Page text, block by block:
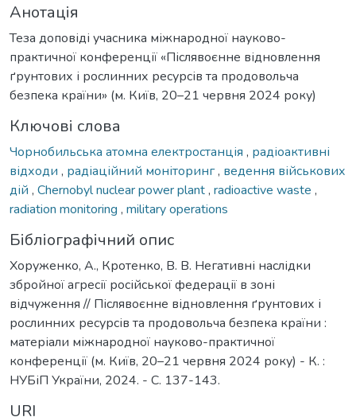
Анотація
Теза доповіді учасника міжнародної науково-
практичної конференції «Післявоєнне відновлення
ґрунтових і рослинних ресурсів та продовольча
безпека країни» (м. Київ, 20–21 червня 2024 року)
Ключові слова
Чорнобильська атомна електростанція , радіоактивні
відходи , радіаційний моніторинг, ведення військових
дій , Chernobyl nuclear power plant, radioactive waste ,
radiation monitoring , military operations
Бібліографічний опис
Хоруженко, А., Кротенко, В. В. Негативні наслідки
збройної агресії російської федерації в зоні
відчуження // Післявоєнне відновлення ґрунтових і
рослинних ресурсів та продовольча безпека країни :
матеріали міжнародної науково-практичної
конференції (м. Київ, 20–21 червня 2024 року) - К. :
НУБіП України, 2024. - С. 137-143.
URI